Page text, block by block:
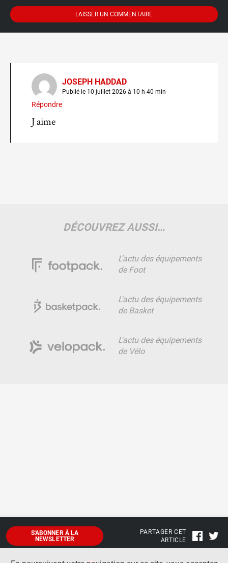
JOSEPH HADDAD
Publié le 10 juillet 2026 à 10 h 40 min
Répondre
J aime
DÉCOUVREZ AUSSI…
L'actu des équipements
de Foot
L'actu des équipements
de Basket
L'actu des équipements
de Vélo
S'ABONNER À LA
NEWSLETTER
PARTAGER CET
ARTICLE